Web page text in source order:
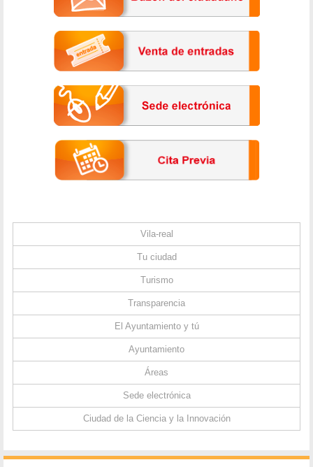
Vila-real
Tu ciudad
Turismo
Transparencia
El Ayuntamiento y tú
Ayuntamiento
Áreas
Sede electrónica
Ciudad de la Ciencia y la Innovación